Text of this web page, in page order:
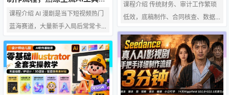
运镜及提示词优化，解决角色跳
变、画面割裂等核心痛点。无论你
是想入局短剧的新手，还是寻求提
效的视频从业者，都能掌握从脚本
构思到成片交付的标…
A：这个课只适合刚踏入设计行业，
没有基础不会软件操作技能的人
群。有基础的别来 Q：学完我能达
到什么水平？…
课程介绍 传统财务、审计工作繁琐
低效，底稿制作、合同核查、数据
错、效率难提升。本套 AI Agent 实
战落地课专为财审从业者打造，无
需编程基础，从零教学智能体搭
建、工具安装、插件配置全流程。
覆盖 Excel 审计底稿、Word 报告、
效产出漫剧成片
课程介绍 AI 漫剧是当下短视频热门
蓝海赛道，大量新手入局后常常卡
在流程混乱、画面模糊、动态制作
困难、配乐生硬等问题上。本套 AI
漫剧课程从基础创作流程切入，循
序渐进讲解剪辑手法、时间轴把
控、视频高清修复、压缩导出等后